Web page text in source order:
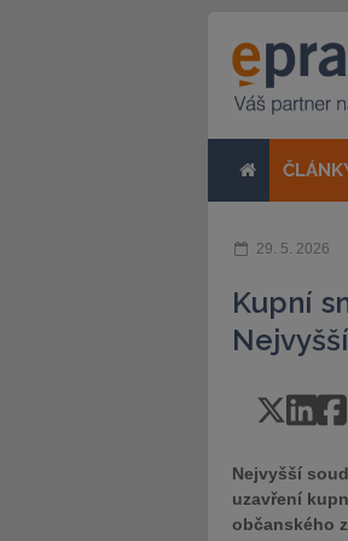
29. 5. 2026
Kupní
Nejvyšší
uzavření
občanského